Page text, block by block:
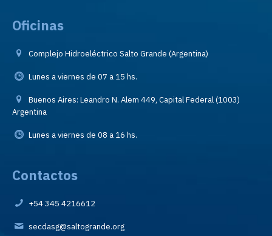
Oficinas
Complejo Hidroeléctrico Salto Grande (Argentina)
Lunes a viernes de 07 a 15 hs.
Buenos Aires: Leandro N. Alem 449, Capital Federal (1003)
Argentina
Lunes a viernes de 08 a 16 hs.
Contactos
+54 345 4216612
secdasg@saltogrande.org